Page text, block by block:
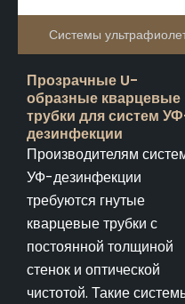
Системы
Прозрачные U-
образные кварцевые
трубки для систем
дезинфекции
Производителям
УФ-дезинфекции
требуются гнутые
кварцевые трубки с
постоянной толщиной
стенок и оптической
чистотой. Такие